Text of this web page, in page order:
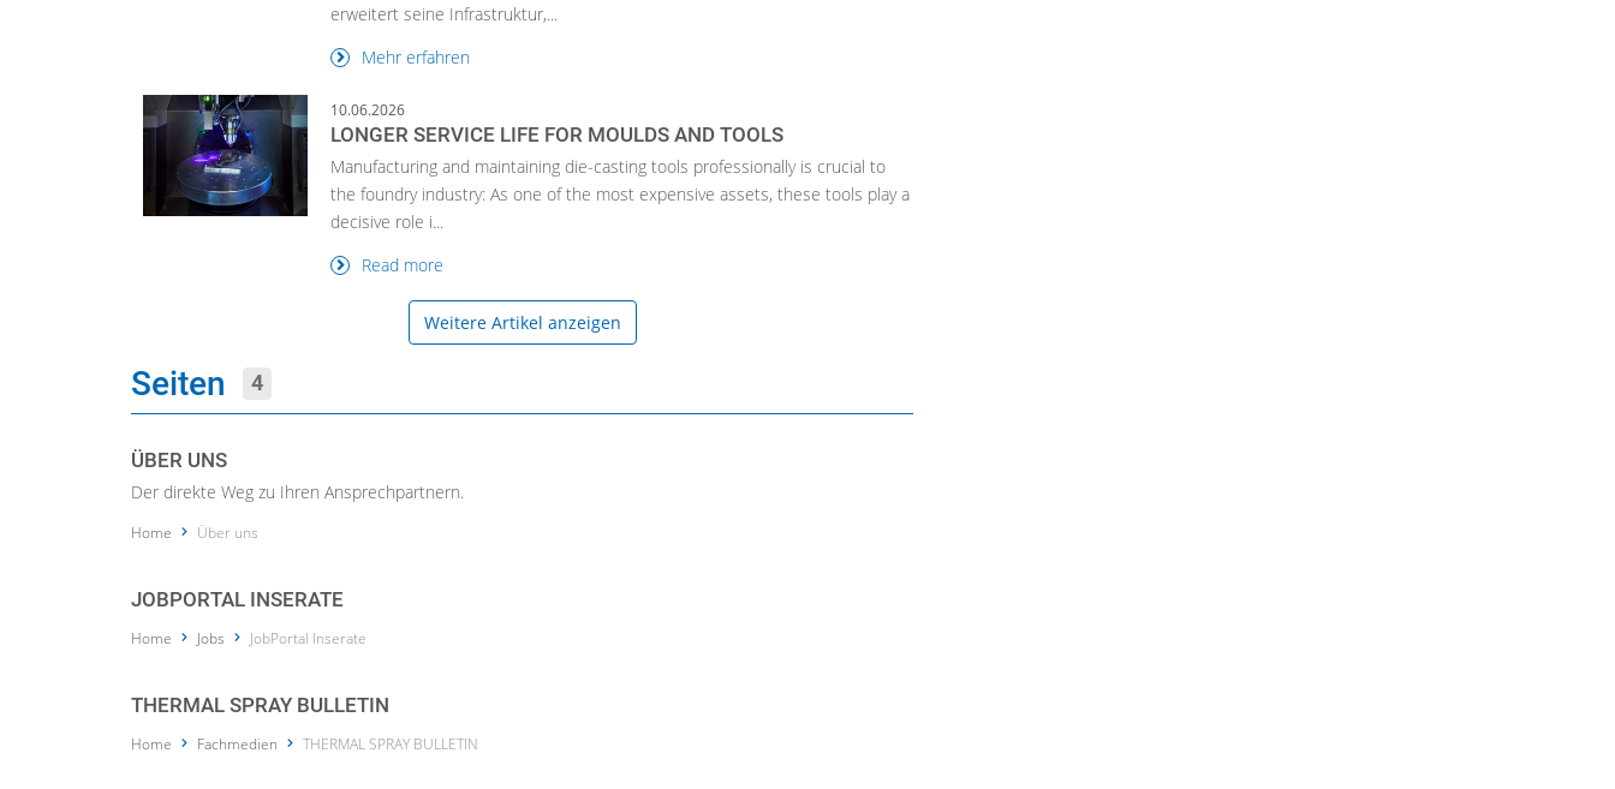
erweitert seine Infrastruktur,...
Mehr erfahren
10.06.2026
LONGER SERVICE LIFE FOR MOULDS AND TOOLS
Manufacturing and maintaining die-casting tools professionally is crucial to
the foundry industry: As one of the most expensive assets, these tools play a
decisive role i...
Read more
Weitere Artikel anzeigen
Seiten 4
ÜBER UNS
Der direkte Weg zu Ihren Ansprechpartnern.
Home Über uns
JOBPORTAL INSERATE
Home Jobs JobPortal Inserate
THERMAL SPRAY BULLETIN
Home Fachmedien THERMAL SPRAY BULLETIN